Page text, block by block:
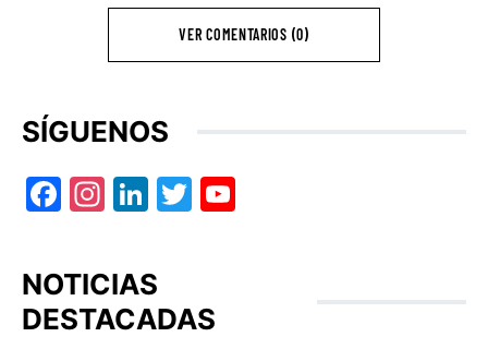
VER COMENTARIOS (0)
SÍGUENOS
Facebook
Instagram
LinkedIn
Twitter
NOTICIAS
DESTACADAS